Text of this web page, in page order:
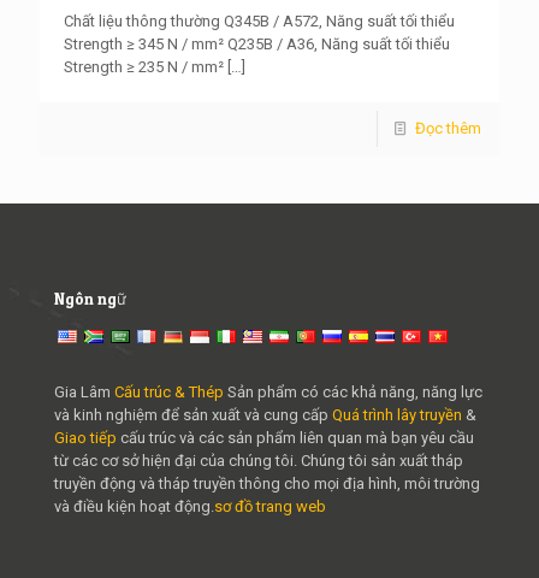
Chất liệu thông thường Q345B / A572, Năng suất tối thiểu
Strength ≥ 345 N / mm² Q235B / A36, Năng suất tối thiểu
Strength ≥ 235 N / mm²
Đọc thêm
Ngôn ngữ
Gia Lâm Cấu trúc & Thép Sản phẩm có các khả năng, năng lực
và kinh nghiệm để sản xuất và cung cấp Quá trình lây truyền &
Giao tiếp cấu trúc và các sản phẩm liên quan mà bạn yêu cầu
từ các cơ sở hiện đại của chúng tôi. Chúng tôi sản xuất tháp
truyền động và tháp truyền thông cho mọi địa hình, môi trường
và điều kiện hoạt động. sơ đồ trang web